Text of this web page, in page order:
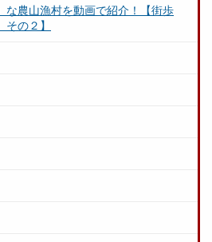
な農山漁村を動画で紹介！【街歩
の２】